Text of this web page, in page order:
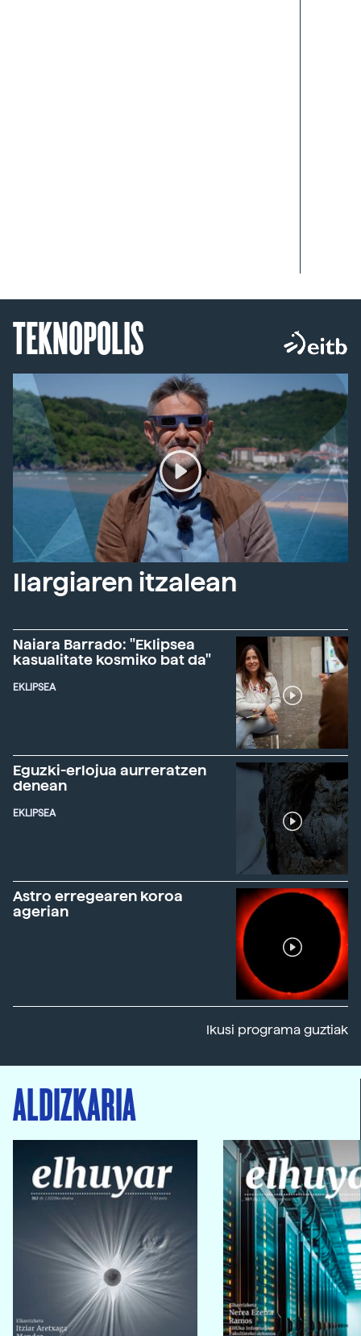
TEKNOPOLIS
Ilargiaren itzalean
Naiara Barrado: "Eklipsea
kasualitate kosmiko bat da"
EKLIPSEA
Eguzki-erlojua aurreratzen
denean
EKLIPSEA
Astro erregearen koroa
agerian
Ikusi programa guztiak
ALDIZKARIA